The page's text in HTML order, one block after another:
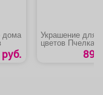
дома Украшение для
цветов Пчелка на
цветке 89